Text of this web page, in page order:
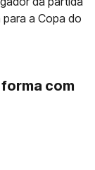
para a Copa do
com